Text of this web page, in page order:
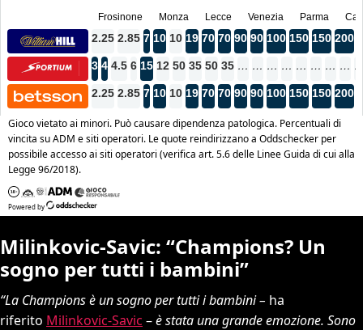
Milinkovic-Savic: “Champions? Un
sogno per tutti i bambini”
“La Champions è un sogno per tutti i bambini – ha
riferito Milinkovic-Savic –èstata una grande emozione. Sono